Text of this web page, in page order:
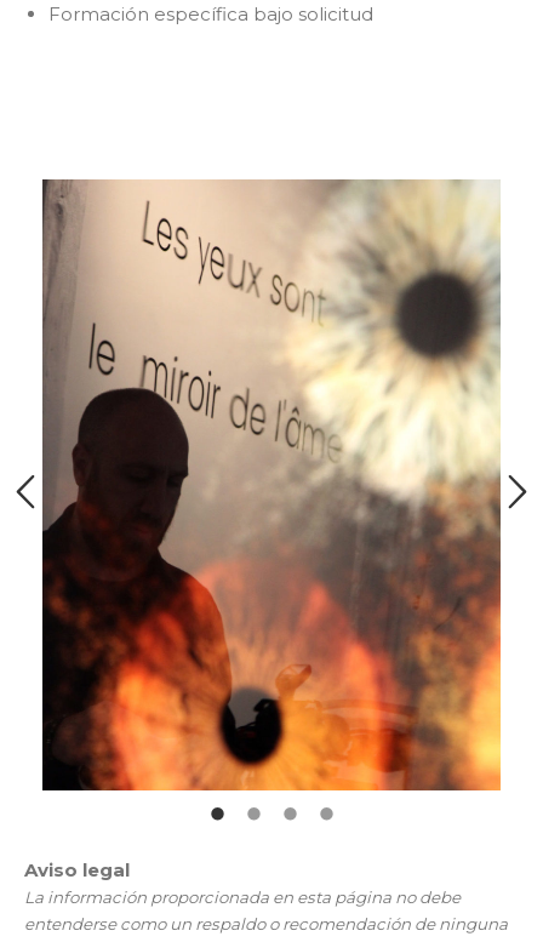
Formación específica bajo solicitud
Aviso legal
La información proporcionada en esta página no debe
entenderse como un respaldo o recomendación de ninguna